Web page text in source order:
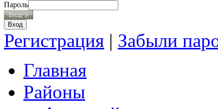
Пароль
Регистрация | Забыли
Главная
Районы